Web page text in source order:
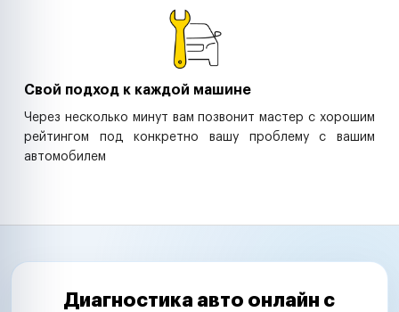
Свой подход к каждой машине
Через несколько минут вам позвонит мастер с хорошим
рейтингом под конкретно вашу проблему с вашим
автомобилем
Диагностика авто онлайн с